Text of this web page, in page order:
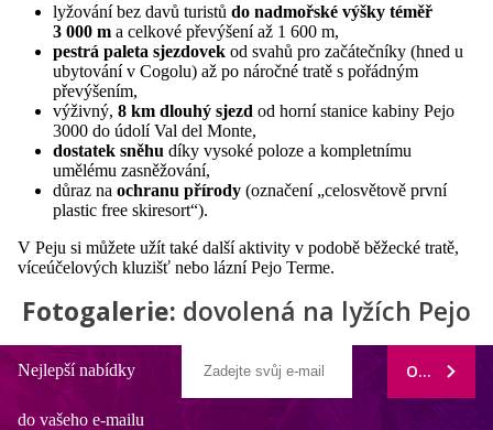
lyžování bez davů turistů do nadmořské výšky téměř
3 000 m a celkové převýšení až 1 600 m,
pestrá paleta sjezdovek od svahů pro začátečníky (hned u
ubytování v Cogolu) až po náročné tratě s pořádným
převýšením,
výživný, 8 km dlouhý sjezd od horní stanice kabiny Pejo
3000 do údolí Val del Monte,
dostatek sněhu díky vysoké poloze a kompletnímu
umělému zasněžování,
důraz na ochranu přírody (označení „celosvětově první
plastic free skiresort“).
V Peju si můžete užít také další aktivity v podobě běžecké tratě,
víceúčelových kluzišť nebo lázní Pejo Terme.
Fotogalerie: dovolená na lyžích Pejo
Nejlepší nabídky
do vašeho e-mailu
ODEBÍRAT